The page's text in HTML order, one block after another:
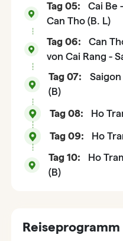
Tag 05:
Cai Be
Can Tho (B. L)
Tag 06:
Can
von Cai Rang -
Tag 07:
(B)
Tag 08: Ho
Tag 09: Ho
Tag 10:
Ho
(B)
Reiseprogramm